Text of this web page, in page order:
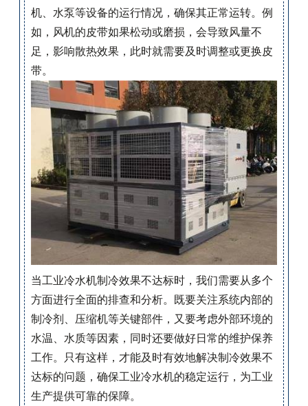
机、水泵等设备的运行情况，确保其正常运转。例
如，风机的皮带如果松动或磨损，会导致风量不
足，影响散热效果，此时就需要及时调整或更换皮
带。
当工业冷水机制冷效果不达标时，我们需要从多个
方面进行全面的排查和分析。既要关注系统内部的
制冷剂、压缩机等关键部件，又要考虑外部环境的
水温、水质等因素，同时还要做好日常的维护保养
工作。只有这样，才能及时有效地解决制冷效果不
达标的问题，确保工业冷水机的稳定运行，为工业
生产提供可靠的保障。